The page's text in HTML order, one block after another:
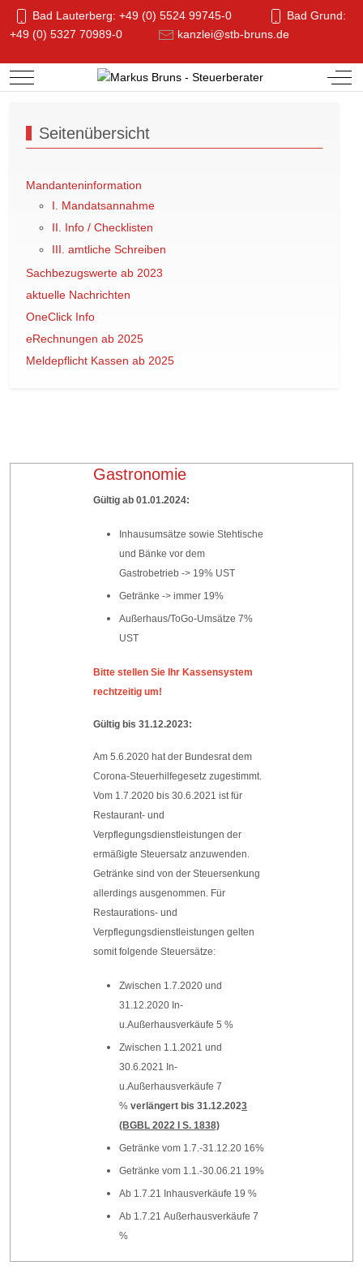
Bad Lauterberg: +49 (0) 5524 99745-0
Bad Grund:
+49 (0) 5327 70989-0
kanzlei@stb-bruns.de
Mobile Menu Toggle Off-
Seitenübersicht
Mandanteninformation
I. Mandatsannahme
II. Info / Checklisten
III. amtliche Schreiben
Sachbezugswerte ab 2023
aktuelle Nachrichten
OneClick Info
eRechnungen ab 2025
Meldepflicht Kassen ab 2025
Gastronomie
Gültig ab 01.01.2024:
Inhausumsätze sowie Stehtische
und Bänke vor dem
Gastrobetrieb -> 19% UST
Getränke -> immer 19%
Außerhaus/ToGo-Umsätze 7%
UST
Bitte stellen Sie Ihr Kassensystem
rechtzeitig um!
Gültig bis 31.12.2023:
Am 5.6.2020 hat der Bundesrat dem
Corona-Steuerhilfegesetz zugestimmt.
Vom 1.7.2020 bis 30.6.2021 ist für
Restaurant- und
Verpflegungsdienstleistungen der
ermäßigte Steuersatz anzuwenden.
Getränke sind von der Steuersenkung
allerdings ausgenommen. Für
Restaurations- und
Verpflegungsdienstleistungen gelten
somit folgende Steuersätze:
Zwischen 1.7.2020 und
31.12.2020 In-
u.Außerhausverkäufe 5 %
Zwischen 1.1.2021 und
30.6.2021 In-
u.Außerhausverkäufe 7
% verlängert bis 31.12.2023
(BGBL 2022 I S. 1838)
Getränke vom 1.7.-31.12.20 16%
Getränke vom 1.1.-30.06.21 19%
Ab 1.7.21 Inhausverkäufe 19 %
Ab 1.7.21 Außerhausverkäufe 7
%